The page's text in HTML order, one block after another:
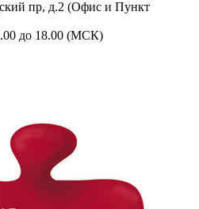
пр, д.2 (Офис и Пункт
до 18.00 (МСК)